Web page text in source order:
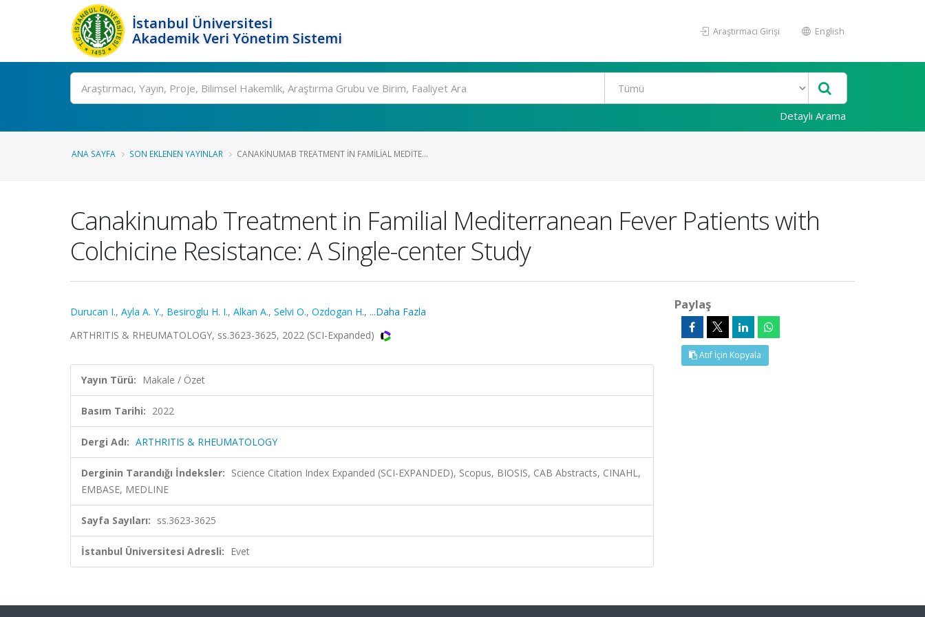
İstanbul Üniversitesi
Akademik Veri Yönetim Sistemi
Araştırmacı Girişi English
Ara
Detaylı Arama
ANA SAYFA SON EKLENEN YAYINLAR CANAKINUMAB TREATMENT IN FAMILIAL MEDITE...
Canakinumab Treatment in Familial Mediterranean Fever Patients with
Colchicine Resistance: A Single-center Study
Durucan I., Ayla A. Y., Besiroglu H. I., Alkan A., Selvi O., Ozdogan H., ...Daha Fazla
ARTHRITIS & RHEUMATOLOGY, ss.3623-3625, 2022 (SCI-Expanded)
Yayın Türü: Makale / Özet
Basım Tarihi: 2022
Dergi Adı: ARTHRITIS & RHEUMATOLOGY
Derginin Tarandığı İndeksler: Science Citation Index Expanded (SCI-EXPANDED), Scopus, BIOSIS, CAB Abstracts, CINAHL,
EMBASE, MEDLINE
Sayfa Sayıları: ss.3623-3625
İstanbul Üniversitesi Adresli: Evet
Paylaş
Atıf İçin Kopyala